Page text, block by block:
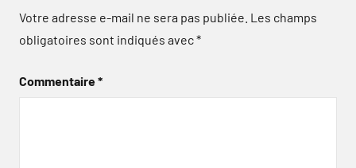
Votre adresse e-mail ne sera pas publiée. Les champs
obligatoires sont indiqués avec*
Commentaire*